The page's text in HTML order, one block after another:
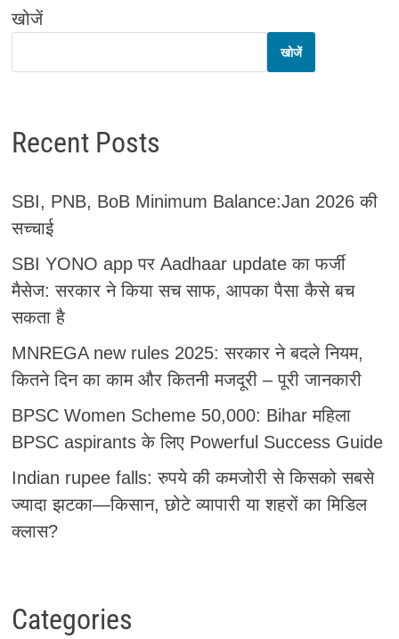
खोजें
खोजें
Recent Posts
SBI, PNB, BoB Minimum Balance:Jan 2026 की
सच्चाई
SBI YONO app पर Aadhaar update का फर्जी
मैसेज: सरकार ने किया सच साफ, आपका पैसा कैसे बच
सकता है
MNREGA new rules 2025: सरकार ने बदले नियम,
कितने दिन का काम और कितनी मजदूरी – पूरी जानकारी
BPSC Women Scheme 50,000: Bihar महिला
BPSC aspirants के लिए Powerful Success Guide
Indian rupee falls: रुपये की कमजोरी से किसको सबसे
ज्यादा झटका—किसान, छोटे व्यापारी या शहरों का मिडिल
क्लास?
Categories